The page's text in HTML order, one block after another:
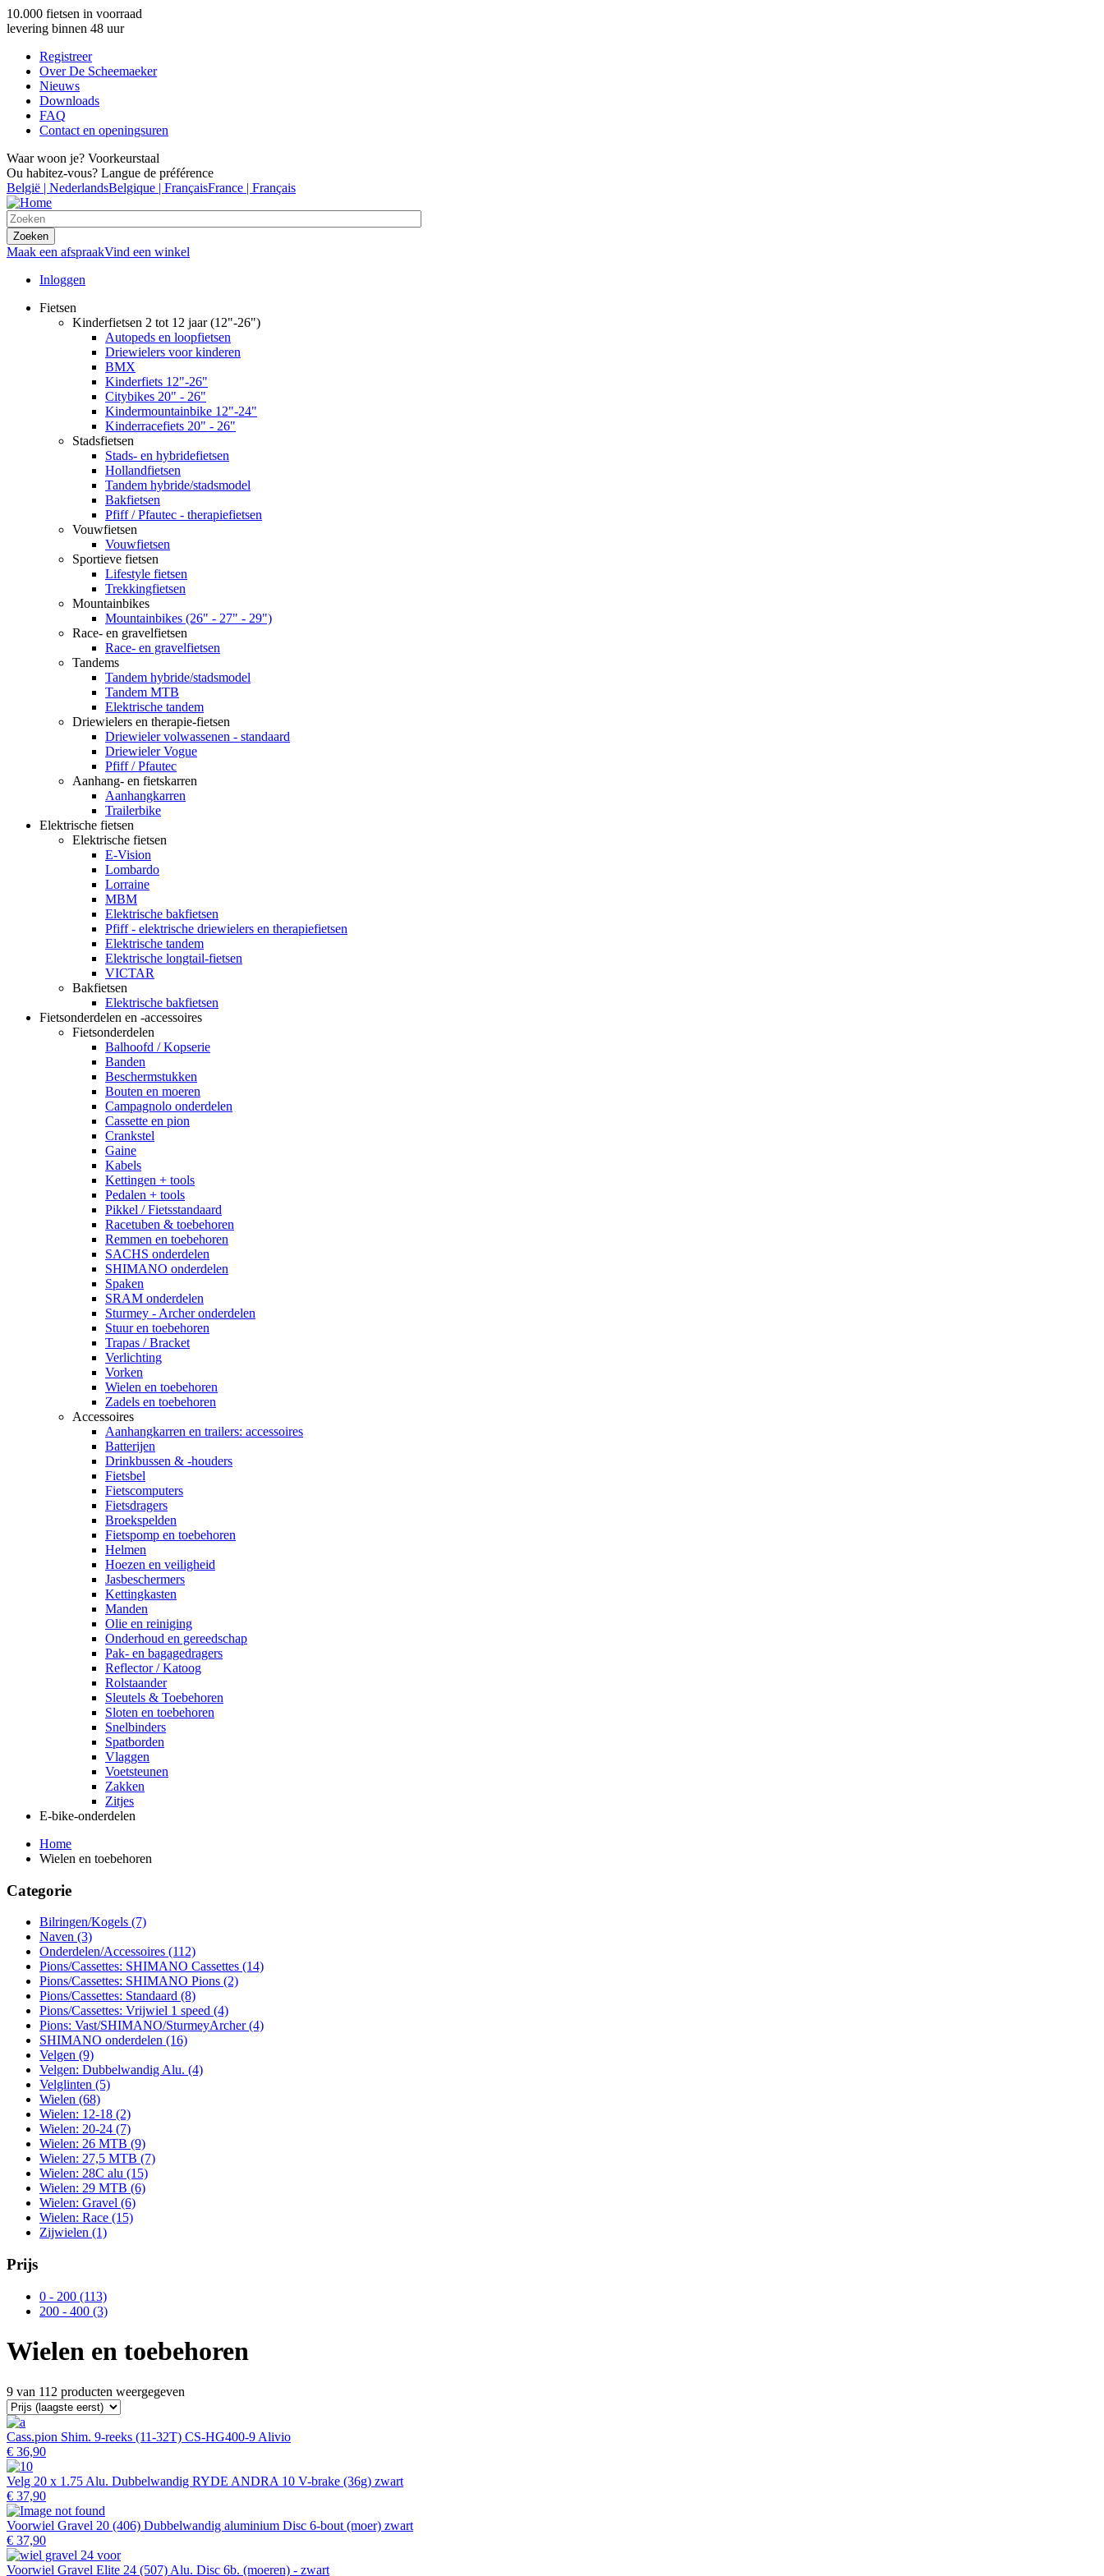
Overslaan
en
inhoud
gaan
10.000 fietsen in voorraad
levering binnen 48 uur
Registreer
Over De Scheemaeker
Nieuws
Downloads
FAQ
Contact en openingsuren
Waar woon je? Voorkeurstaal
Ou habitez-vous? Langue de préférence
België | NederlandsBelgique | FrançaisFrance | Français
Maak een afspraakVind een winkel
Inloggen
Fietsen
Kinderfietsen 2 tot 12 jaar (12"-26")
Autopeds en loopfietsen
Driewielers voor kinderen
BMX
Kinderfiets 12"-26"
Citybikes 20" - 26"
Kindermountainbike 12"-24"
Kinderracefiets 20" - 26"
Stadsfietsen
Stads- en hybridefietsen
Hollandfietsen
Tandem hybride/stadsmodel
Bakfietsen
Pfiff / Pfautec - therapiefietsen
Vouwfietsen
Vouwfietsen
Sportieve fietsen
Lifestyle fietsen
Trekkingfietsen
Mountainbikes
Mountainbikes (26" - 27" - 29")
Race- en gravelfietsen
Race- en gravelfietsen
Tandems
Tandem hybride/stadsmodel
Tandem MTB
Elektrische tandem
Driewielers en therapie-fietsen
Driewieler volwassenen - standaard
Driewieler Vogue
Pfiff / Pfautec
Aanhang- en fietskarren
Aanhangkarren
Trailerbike
Elektrische fietsen
Elektrische fietsen
E-Vision
Lombardo
Lorraine
MBM
Elektrische bakfietsen
Pfiff - elektrische driewielers en therapiefietsen
Elektrische tandem
Elektrische longtail-fietsen
VICTAR
Bakfietsen
Elektrische bakfietsen
Fietsonderdelen en -accessoires
Fietsonderdelen
Balhoofd / Kopserie
Banden
Beschermstukken
Bouten en moeren
Campagnolo onderdelen
Cassette en pion
Crankstel
Gaine
Kabels
Kettingen + tools
Pedalen + tools
Pikkel / Fietsstandaard
Racetuben & toebehoren
Remmen en toebehoren
SACHS onderdelen
SHIMANO onderdelen
Spaken
SRAM onderdelen
Sturmey - Archer onderdelen
Stuur en toebehoren
Trapas / Bracket
Verlichting
Vorken
Wielen en toebehoren
Zadels en toebehoren
Accessoires
Aanhangkarren en trailers: accessoires
Batterijen
Drinkbussen & -houders
Fietsbel
Fietscomputers
Fietsdragers
Broekspelden
Fietspomp en toebehoren
Helmen
Hoezen en veiligheid
Jasbeschermers
Kettingkasten
Manden
Olie en reiniging
Onderhoud en gereedschap
Pak- en bagagedragers
Reflector / Katoog
Rolstaander
Sleutels & Toebehoren
Sloten en toebehoren
Snelbinders
Spatborden
Vlaggen
Voetsteunen
Zakken
Zitjes
E-bike-onderdelen
Home
Wielen en toebehoren
Categorie
Bilringen/Kogels (7)
Naven (3)
Onderdelen/Accessoires (112)
Pions/Cassettes: SHIMANO Cassettes (14)
Pions/Cassettes: SHIMANO Pions (2)
Pions/Cassettes: Standaard (8)
Pions/Cassettes: Vrijwiel 1 speed (4)
Pions: Vast/SHIMANO/SturmeyArcher (4)
SHIMANO onderdelen (16)
Velgen (9)
Velgen: Dubbelwandig Alu. (4)
Velglinten (5)
Wielen (68)
Wielen: 12-18 (2)
Wielen: 20-24 (7)
Wielen: 26 MTB (9)
Wielen: 27,5 MTB (7)
Wielen: 28C alu (15)
Wielen: 29 MTB (6)
Wielen: Gravel (6)
Wielen: Race (15)
Zijwielen (1)
Prijs
0 - 200 (113)
200 - 400 (3)
Wielen en toebehoren
9 van 112 producten weergegeven
Cass.pion Shim. 9-reeks (11-32T) CS-HG400-9 Alivio
€ 36,90
Velg 20 x 1.75 Alu. Dubbelwandig RYDE ANDRA 10 V-brake (36g) zwart
€ 37,90
Voorwiel Gravel 20 (406) Dubbelwandig aluminium Disc 6-bout (moer) zwart
€ 37,90
Voorwiel Gravel Elite 24 (507) Alu. Disc 6b. (moeren) - zwart